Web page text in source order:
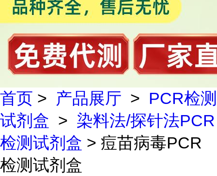
首页 > 产品展厅 > PCR检测
试剂盒 > 染料法/探针法PCR
检测试剂盒 > 痘苗病毒PCR
检测试剂盒